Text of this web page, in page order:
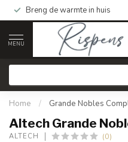
Breng de warmte in huis
MENU
Home / Grande Nobles
Altech Grande
ALTECH (0)